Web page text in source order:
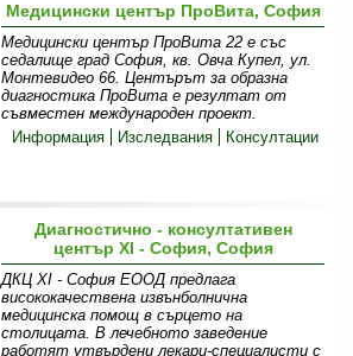
Медицински център ПроВита, София
Медицински център ПроВита 22 е със
седалище град София, кв. Овча Купел, ул.
Монтевидео 66. Центърът за образна
диагностика ПроВита e резултат от
съвместен международен проект.
Информация
Изследвания Консултации
Диагностично - консултативен
център XI - София, София
ДКЦ XI - София ЕООД предлага
висококачествена извънболнична
медицинска помощ в сърцето на
столицата. В лечебното заведение
работят утвърдени лекари-специалисти с